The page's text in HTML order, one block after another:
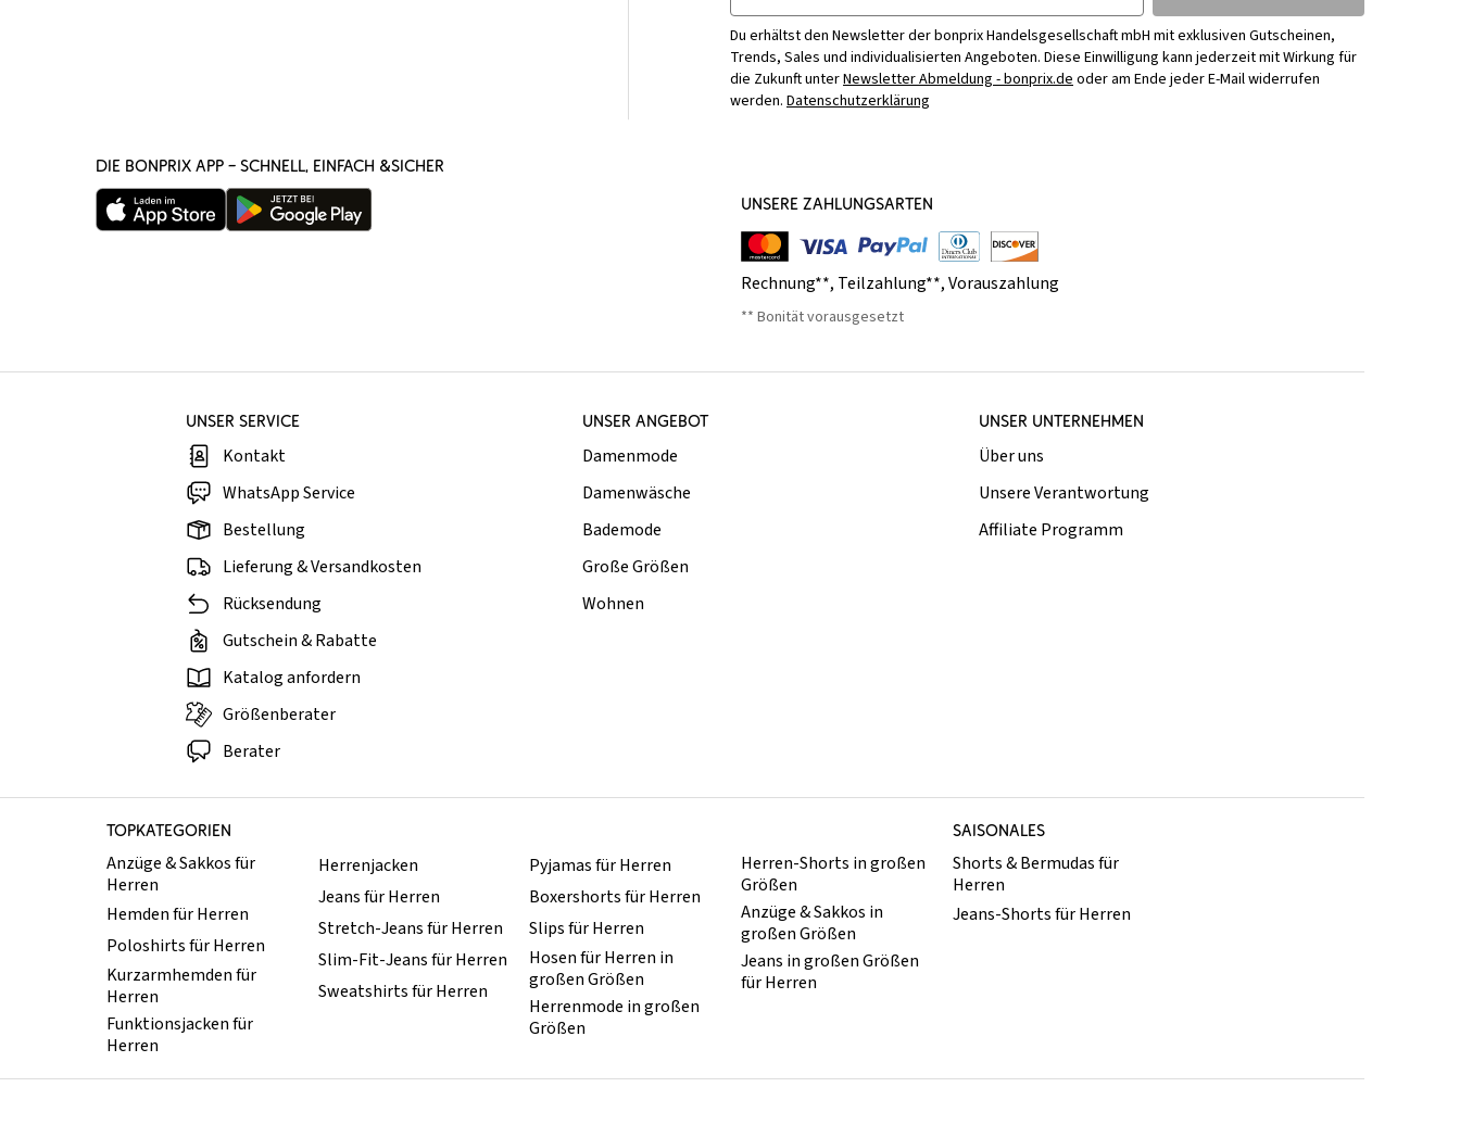
Du erhältst den Newsletter der bonprix Handelsgesellschaft mbH mit exklusiven Gutscheinen,
Trends, Sales und individualisierten Angeboten. Diese Einwilligung kann jederzeit mit Wirkung für
die Zukunft unterNewsletter Abmeldung - bonprix.deoder am Ende jeder E-Mail widerrufen
werden. Datenschutzerklärung
DIE BONPRIX APP – SCHNELL, EINFACH &SICHER
UNSERE ZAHLUNGSARTEN
Rechnung**, Teilzahlung**,Vorauszahlung
** Bonität vorausgesetzt
UNSER SERVICE
Kontakt
WhatsApp Service
Bestellung
Lieferung & Versandkosten
Rücksendung
Gutschein & Rabatte
Katalog anfordern
Größenberater
Berater
UNSER ANGEBOT
Damenmode
Damenwäsche
Bademode
Große Größen
Wohnen
UNSER UNTERNEHMEN
Über uns
Unsere Verantwortung
Affiliate Programm
TOPKATEGORIEN SAISONALES
Anzüge & Sakkos für
Herren
Hemden für Herren
Poloshirts für Herren
Kurzarmhemden für
Herren
Funktionsjacken für
Herren
Herrenjacken
Jeans für Herren
Stretch-Jeans für Herren
Slim-Fit-Jeans für Herren
Sweatshirts für Herren
Pyjamas für Herren
Boxershorts für Herren
Slips für Herren
Hosen für Herren in
großen Größen
Herrenmode in großen
Größen
Herren-Shorts in großen
Größen
Anzüge & Sakkos in
großen Größen
Jeans in großen Größen
für Herren
Shorts & Bermudas für
Herren
Jeans-Shorts für Herren